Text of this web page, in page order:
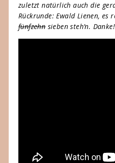
zuletzt natürlich auch die
Rückrunde: Ewald Lienen, es
fünfzehnsieben steh’n. Danke!